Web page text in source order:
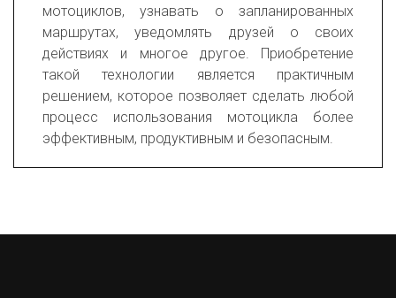
мотоциклов, узнавать о запланированных
маршрутах, уведомлять друзей о своих
действиях и многое другое. Приобретение
такой технологии является практичным
решением, которое позволяет сделать любой
процесс использования мотоцикла более
эффективным, продуктивным и безопасным.